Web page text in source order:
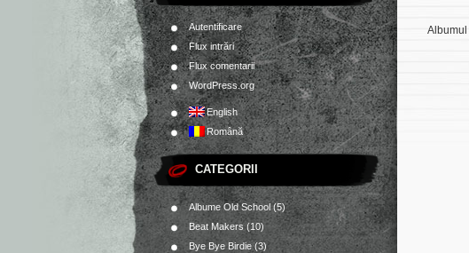
Autentificare
Flux intrări
Flux comentarii
WordPress.org
English
Română
CATEGORII
Albume Old School(5)
Beat Makers(10)
Bye Bye Birdie(3)
Albumul